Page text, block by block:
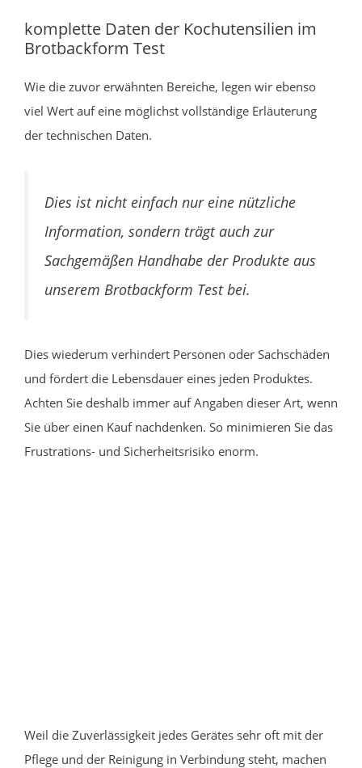
komplette Daten der Kochutensilien im
Brotbackform Test
Wie die zuvor erwähnten Bereiche, legen wir ebenso
viel Wert auf eine möglichst vollständige Erläuterung
der technischen Daten.
Dies ist nicht einfach nur eine nützliche
Information, sondern trägt auch zur
Sachgemäßen Handhabe der Produkte aus
unserem Brotbackform Test bei.
Dies wiederum verhindert Personen oder Sachschäden
und fördert die Lebensdauer eines jeden Produktes.
Achten Sie deshalb immer auf Angaben dieser Art, wenn
Sie über einen Kauf nachdenken. So minimieren Sie das
Frustrations- und Sicherheitsrisiko enorm.
Weil die Zuverlässigkeit jedes Gerätes sehr oft mit der
Pflege und der Reinigung in Verbindung steht, machen